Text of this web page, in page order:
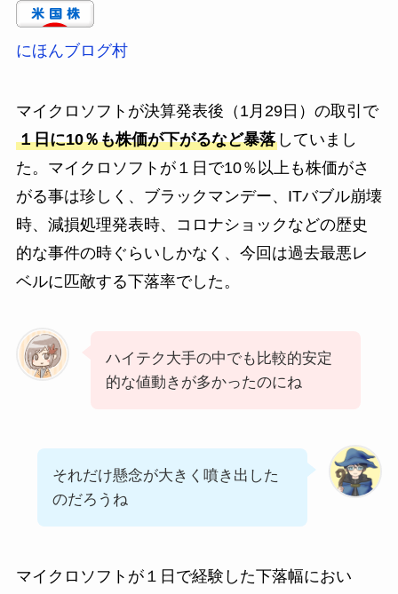
にほんブログ村
マイクロソフトが決算発表後（1月29日）の取引で
１日に10％も株価が下がるなど暴落していまし
た。マイクロソフトが１日で10％以上も株価がさ
がる事は珍しく、ブラックマンデー、ITバブル崩壊
時、減損処理発表時、コロナショックなどの歴史
的な事件の時ぐらいしかなく、今回は過去最悪レ
ベルに匹敵する下落率でした。
ハイテク大手の中でも比較的安定
的な値動きが多かったのにね
それだけ懸念が大きく噴き出した
のだろうね
マイクロソフトが１日で経験した下落幅におい